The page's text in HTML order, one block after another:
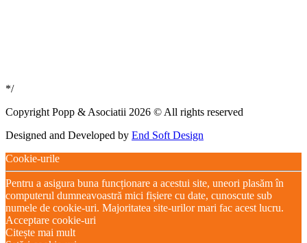
*/
Copyright Popp & Asociatii 2026 © All rights reserved
Designed and Developed by End Soft Design
Cookie-urile
Pentru a asigura buna funcționare a acestui site, uneori plasăm în
computerul dumneavoastră mici fișiere cu date, cunoscute sub
numele de cookie-uri. Majoritatea site-urilor mari fac acest lucru.
Acceptare cookie-uri
Citește mai mult